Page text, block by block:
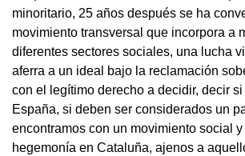
minoritario, 25 años después se ha
movimiento transversal que incorpora a
diferentes sectores sociales, una lucha
aferra a un ideal bajo la reclamación
con el legítimo derecho a decidir, decir
España, si deben ser considerados un
encontramos con un movimiento social
hegemonía en Cataluña, ajenos a